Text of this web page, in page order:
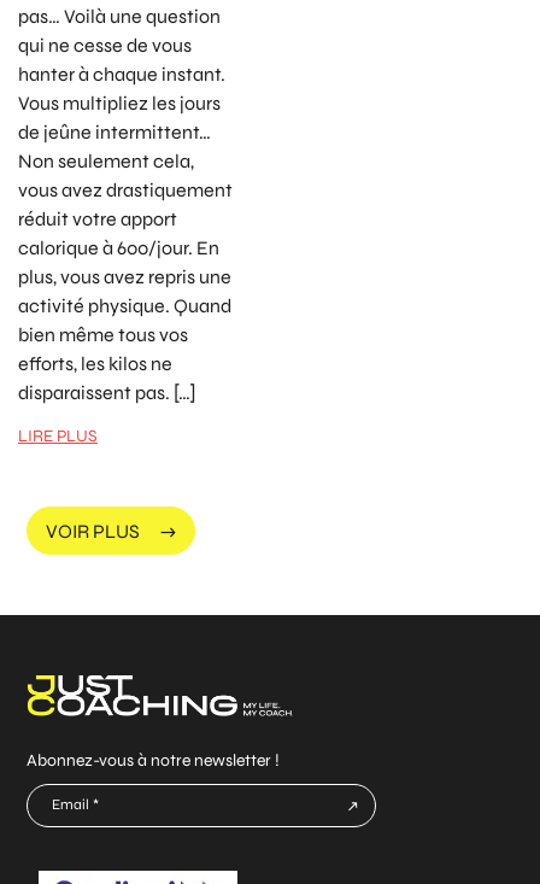
pas… Voilà une question
qui ne cesse de vous
hanter à chaque instant.
Vous multipliez les jours
de jeûne intermittent…
Non seulement cela,
vous avez drastiquement
réduit votre apport
calorique à 600/jour. En
plus, vous avez repris une
activité physique. Quand
bien même tous vos
efforts, les kilos ne
disparaissent pas. […]
LIRE PLUS
VOIR PLUS
Abonnez-vous à notre newsletter !
E-
mail
*